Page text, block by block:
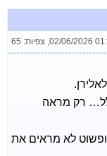
02/06/2026
, צפיות: 65
רק מראה
בבית ופשוט לא מראים את